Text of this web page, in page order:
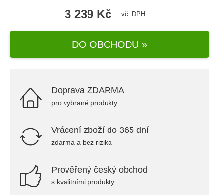
3 239 Kč vč. DPH
DO OBCHODU »
Doprava ZDARMA
pro vybrané produkty
Vrácení zboží do 365 dní
zdarma a bez rizika
Prověřený český obchod
s kvalitními produkty